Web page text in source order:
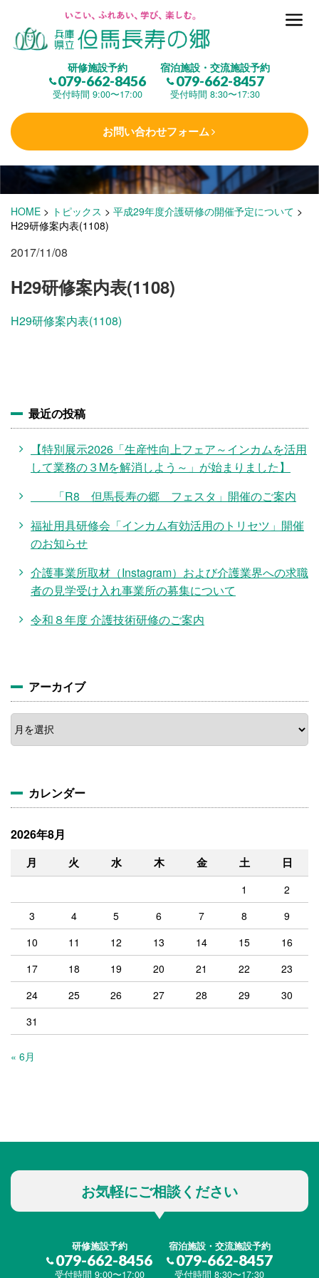
研修施設予約
079-662-8456
受付時間 9:00〜17:00
宿泊施設・交流施設予約
079-662-8457
受付時間 8:30〜17:30
お問い合わせフォーム
但馬長寿の郷とは
(研修施設)
楽しむ
学 ぶ(健康福祉)
泊まる (宿泊)
施設・料金
HOME > トピックス > 平成29年度介護研修の開催予定について >
H29研修案内表(1108)
2017/11/08
H29研修案内表(1108)
H29研修案内表(1108)
最近の投稿
【特別展示2026「生産性向上フェア～インカムを活用
して業務の３Mを解消しよう～」が始まりました】
「R8 但馬長寿の郷 フェスタ」開催のご案内
福祉用具研修会「インカム有効活用のトリセツ」開催
のお知らせ
介護事業所取材（Instagram）および介護業界への求職
者の見学受け入れ事業所の募集について
令和８年度 介護技術研修のご案内
アーカイブ
ア
ー
カ
カレンダー
2026年8月
月 火 水 木 金 土 日
1
2
3
4 5 6 7 8
9
10
11 12 13 14 15
16
17
18 19 20 21 22
23
24
25 26 27 28 29
30
31
« 6月
お気軽にご相談ください
研修施設予約
079-662-8456
受付時間 9:00〜17:00
宿泊施設・交流施設予約
079-662-8457
受付時間 8:30〜17:30